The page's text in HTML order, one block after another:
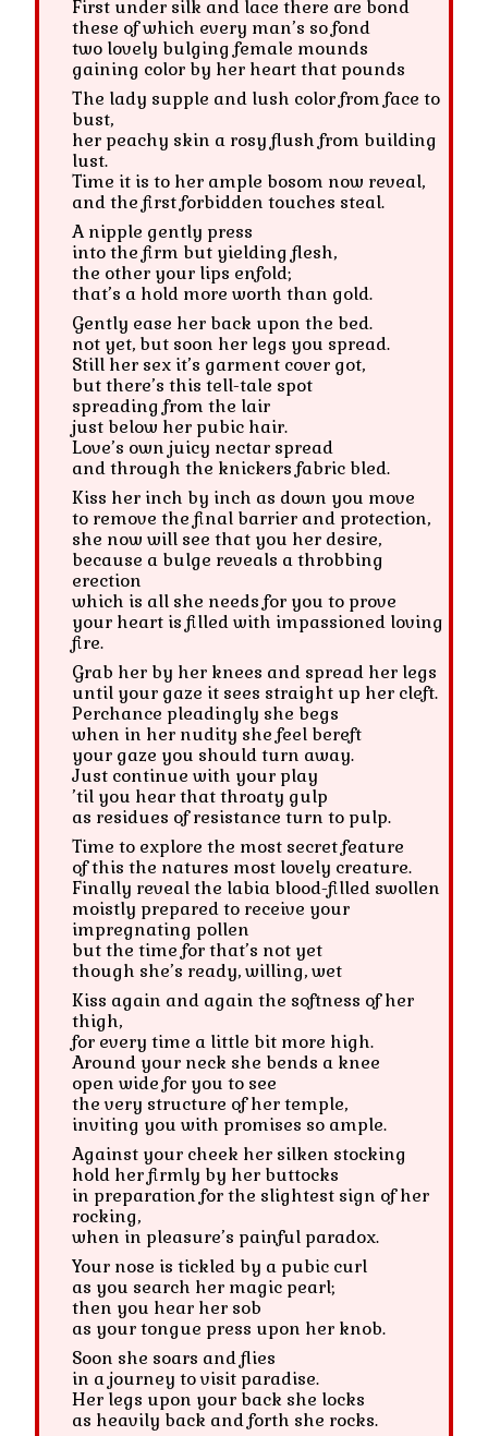
First under silk and lace there are bond
these of which every man’s so fond
two lovely bulging female mounds
gaining color by her heart that pounds
The lady supple and lush color from face to
bust,
her peachy skin a rosy flush from building
lust.
Time it is to her ample bosom now reveal,
and the first forbidden touches steal.
A nipple gently press
into the firm but yielding flesh,
the other your lips enfold;
that’s a hold more worth than gold.
Gently ease her back upon the bed.
not yet, but soon her legs you spread.
Still her sex it’s garment cover got,
but there’s this tell-tale spot
spreading from the lair
just below her pubic hair.
Love’s own juicy nectar spread
and through the knickers fabric bled.
Kiss her inch by inch as down you move
to remove the final barrier and protection,
she now will see that you her desire,
because a bulge reveals a throbbing
erection
which is all she needs for you to prove
your heart is filled with impassioned loving
fire.
Grab her by her knees and spread her legs
until your gaze it sees straight up her cleft.
Perchance pleadingly she begs
when in her nudity she feel bereft
your gaze you should turn away.
Just continue with your play
’til you hear that throaty gulp
as residues of resistance turn to pulp.
Time to explore the most secret feature
of this the natures most lovely creature.
Finally reveal the labia blood-filled swollen
moistly prepared to receive your
impregnating pollen
but the time for that’s not yet
though she’s ready, willing, wet
Kiss again and again the softness of her
thigh,
for every time a little bit more high.
Around your neck she bends a knee
open wide for you to see
the very structure of her temple,
inviting you with promises so ample.
Against your cheek her silken stocking
hold her firmly by her buttocks
in preparation for the slightest sign of her
rocking,
when in pleasure’s painful paradox.
Your nose is tickled by a pubic curl
as you search her magic pearl;
then you hear her sob
as your tongue press upon her knob.
Soon she soars and flies
in a journey to visit paradise.
Her legs upon your back she locks
as heavily back and forth she rocks.